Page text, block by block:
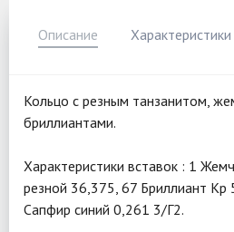
Описание Характеристики
Кольцо с резным танзанитом,
бриллиантами.
Характеристики вставок : 1
резной 36,375, 67 Бриллиант
Сапфир синий 0,261 3/Г2.